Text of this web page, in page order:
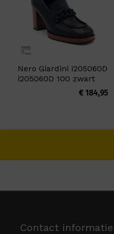
Nero Giardini i205060D
i205060D 100 zwart
€184,95
Contact informatie